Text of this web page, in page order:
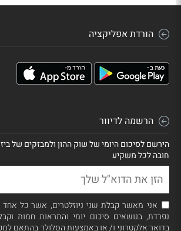
הורדת אפליקציה
הרשמה לדיוור
הירשם לסיכום היומי של שוק ההון ולמבזקים של
חובה לכל משקיע
אני מאשר קבלת שני ניוזלטרים, אשר כל
נפרדת, בנושאים סיכום יומי והתראות חמות
בדואר אלקטרוני ו/ או באמצעות הסלולר בהתאם